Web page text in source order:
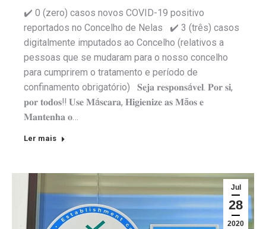
✔️ 0 (zero) casos novos COVID-19 positivo
reportados no Concelho de Nelas ✔️ 3 (três) casos
digitalmente imputados ao Concelho (relativos a
pessoas que se mudaram para o nosso concelho
para cumprirem o tratamento e período de
confinamento obrigatório) 𝐒𝐞𝐣𝐚 𝐫𝐞𝐬𝐩𝐨𝐧𝐬á𝐯𝐞𝐥. 𝐏𝐨𝐫 𝐬𝐢,
𝐩𝐨𝐫 𝐭𝐨𝐝𝐨𝐬‼️ 𝐔𝐬𝐞 𝐌á𝐬𝐜𝐚𝐫𝐚, 𝐇𝐢𝐠𝐢𝐞𝐧𝐢𝐳𝐞 𝐚𝐬 𝐌ã𝐨𝐬 𝐞
𝐌𝐚𝐧𝐭𝐞𝐧𝐡𝐚 𝐨…
Ler mais
Jul
28
2020